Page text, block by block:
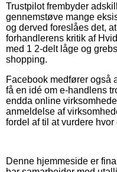
Trustpilot frembyder
gennemstøve mange
og derved foreslåes det,
forhandlerens kritik af
med 1 2-delt låge og
shopping.
Facebook medfører også
få en idé om e-handlens
endda online
anmeldelse af
fordel af til at vurdere
Denne hjemmeside er